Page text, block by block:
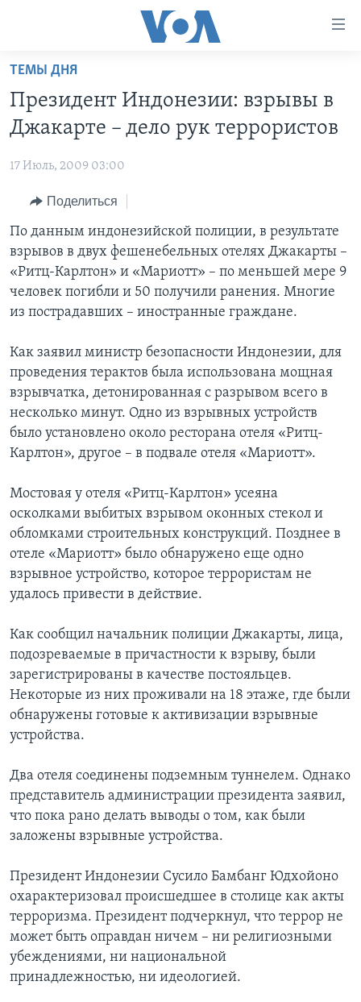
Перейти
основной
контент
навигации
Перейти
поиск
ПРОГРАММЫ
НОВОСТИ ЗА МИНУТУ
ИТОГИ
ПОЧЕМУ ЭТО ВАЖНО?
ДИСКУССИЯ VOA
ДЕТАЛИ
НЬЮ-ЙОРК NEW YORK
АМЕРИКА. БОЛЬШОЕ ПУТЕШЕСТВИЕ
ПРОЕКТЫ
УЧИМ АНГЛИЙСКИЙ
НАША АМЕРИКАНСКАЯ ИСТОРИЯ
А КАК В АМЕРИКЕ?
АРТЕФАКТЫ
АМЕРИКАНСКИЕ ГОРОДКИ
ТЕСТЫ
ЭКСПЕРТИЗА
ИНТЕРВЬЮ
ФАКТЫ ПРОТИВ ФЕЙКОВ
ЗА СВОБОДУ ПРЕССЫ
УЧИМ АНГЛИЙСКИЙ
ВИДЕО
ПОДПИСКА НА НОВОСТИ
Learning English
СОЦИАЛЬНЫЕ СЕТИ
Языки
ТЕМЫ ДНЯ
Президент Индонезии: взрывы в
Джакарте – дело рук террористов
17 Июль, 2009 03:00
Поделиться
По данным индонезийской полиции, в результате
взрывов в двух фешенебельных отелях Джакарты –
«Ритц-Карлтон» и «Мариотт» – по меньшей мере 9
человек погибли и 50 получили ранения. Многие
из пострадавших – иностранные граждане.
Как заявил министр безопасности Индонезии, для
проведения терактов была использована мощная
взрывчатка, детонированная с разрывом всего в
несколько минут. Одно из взрывных устройств
было установлено около ресторана отеля «Ритц-
Карлтон», другое – в подвале отеля «Мариотт».
Мостовая у отеля «Ритц-Карлтон» усеяна
осколками выбитых взрывом оконных стекол и
обломками строительных конструкций. Позднее в
отеле «Мариотт» было обнаружено еще одно
взрывное устройство, которое террористам не
удалось привести в действие.
Как сообщил начальник полиции Джакарты, лица,
подозреваемые в причастности к взрыву, были
зарегистрированы в качестве постояльцев.
Некоторые из них проживали на 18 этаже, где были
обнаружены готовые к активизации взрывные
устройства.
Два отеля соединены подземным туннелем. Однако
представитель администрации президента заявил,
что пока рано делать выводы о том, как были
заложены взрывные устройства.
Президент Индонезии Сусило Бамбанг Юдхойоно
охарактеризовал происшедшее в столице как акты
терроризма. Президент подчеркнул, что террор не
может быть оправдан ничем – ни религиозными
убеждениями, ни национальной
принадлежностью, ни идеологией.